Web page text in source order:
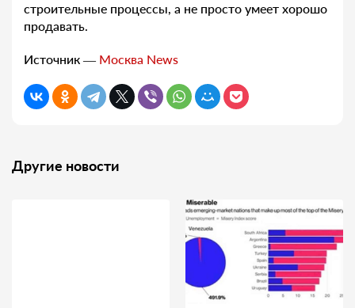
строительные процессы, а не просто умеет хорошо
продавать.
Источник — Москва News
Другие новости